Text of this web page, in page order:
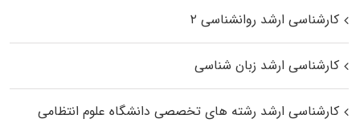
کارشناسی ارشد روانشناسی ۲
کارشناسی ارشد زبان شناسی
کارشناسی ارشد رﺷﺘﻪ ﻫﺎی تخصصی داﻧﺸﮕﺎه ﻋﻠﻮم انتظامی